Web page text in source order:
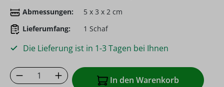
Abmessungen:
5 x 3 x 2 cm
Lieferumfang:
1 Schaf
Die Lieferung ist in 1-3 Tagen bei Ihnen
Produkt Anzahl: Gib den gewünschten
In den Warenkorb